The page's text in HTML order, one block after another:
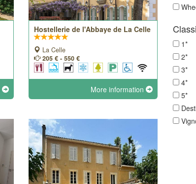
Hostellerie de l'Abbaye de La Celle
La Celle
205 € - 550 €
More information
1*
2*
3*
4*
5*